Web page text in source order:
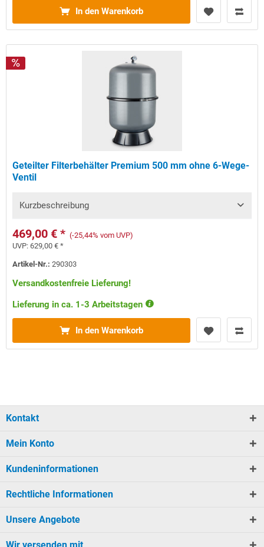
In den Warenkorb
Geteilter Filterbehälter Premium 500 mm ohne 6-Wege-
Ventil
Kurzbeschreibung
469,00 € * (-25,44% vom UVP)
UVP:629,00 € *
Artikel-Nr.:290303
Versandkostenfreie Lieferung!
Lieferung in ca. 1-3 Arbeitstagen
In den Warenkorb
Kontakt
Mein Konto
Kundeninformationen
Rechtliche Informationen
Unsere Angebote